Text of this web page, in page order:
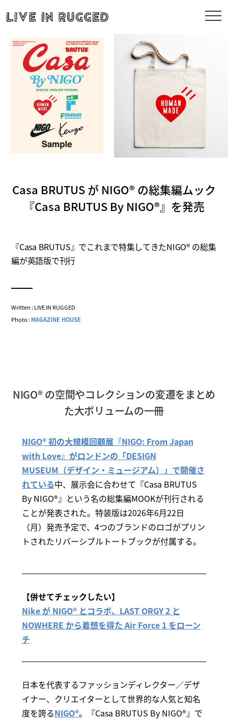
Casa BRUTUS が NIGO® の総集編ムック
『Casa BRUTUS By NIGO®』を発売
『Casa BRUTUS』でこれまで特集してきたNIGO® の総集
編が英語版で刊行
Written : LIVE IN RUGGED
Photo :MAGAZINE HOUSE
NIGO® の空間やコレクションの変遷をまとめ
た大ボリュームの一冊
NIGO® 初の大規模回顧展『NIGO: From Japan
with Love』がロンドンの「DESIGN
MUSEUM（デザイン・ミュージアム）」で開催さ
れている中、展示会に合わせて『Casa BRUTUS
By NIGO®』という名の総集編MOOKが刊行される
ことが発表された。特装版は2026年6月22日
（月）発売予定で、4つのブランドのロゴがプリン
トされたリバーシブルトートブックが付属する。
【併せてチェックしたい】
Nike が NIGO® とコラボ、LAST ORGY 2 と
NOWHERE から着想を得た Air Force 1 をローン
チ
日本を代表するファッションディレクター／デザ
イナー、クリエイターとして世界的な人気と知名
度を誇るNIGO®。『Casa BRUTUS By NIGO®』で